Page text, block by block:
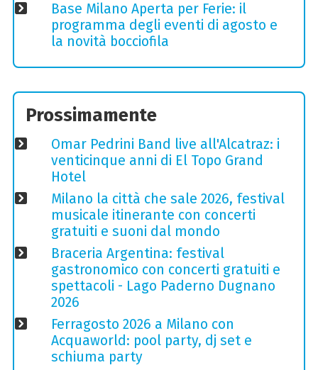
Base Milano Aperta per Ferie: il
programma degli eventi di agosto e
la novità bocciofila
Prossimamente
Omar Pedrini Band live all'Alcatraz: i
venticinque anni di El Topo Grand
Hotel
Milano la città che sale 2026, festival
musicale itinerante con concerti
gratuiti e suoni dal mondo
Braceria Argentina: festival
gastronomico con concerti gratuiti e
spettacoli - Lago Paderno Dugnano
2026
Ferragosto 2026 a Milano con
Acquaworld: pool party, dj set e
schiuma party